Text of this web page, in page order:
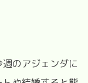
のアジェンダに